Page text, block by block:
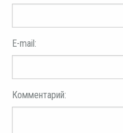
E-mail:
Комментарий: